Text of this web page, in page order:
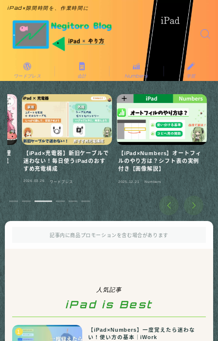
iPad×隙間時間を、作業時間に
ワードプレス 会計 Numbers 学習
【iPad×充電器】新旧ケーブルで
迷わない！毎日使うiPadのおす
すめ充電構成
2026.03.26 ワードプレス
【iPad×Numbers】オートフィ
ルのやり方は？シフト表の実例
付き【画像解説】
2025.12.21 Numbers
【
形式
強法
記事内に商品プロモーションを含む場合があります
人気記事
iPad is Best
【iPad×Numbers】一度覚えたら迷わな
い！使い方の基本｜iWork